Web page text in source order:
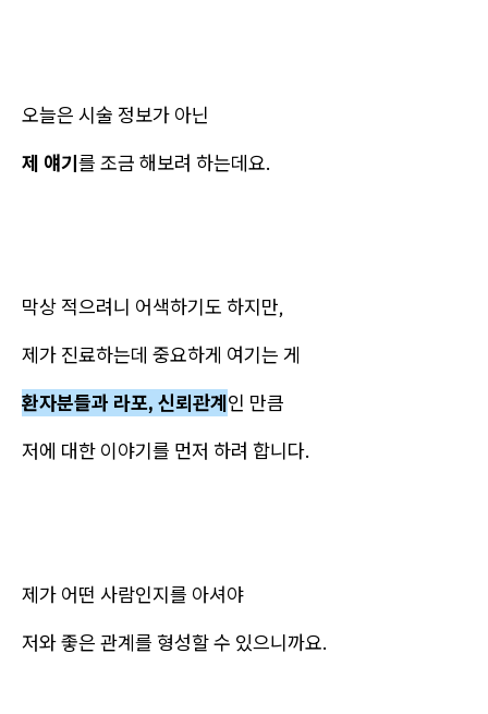
오늘은 시술 정보가 아닌
제 얘기를 조금 해보려 하는데요.
막상 적으려니 어색하기도 하지만,
제가 진료하는데 중요하게 여기는 게
환자분들과 라포, 신뢰관계인 만큼
저에 대한 이야기를 먼저 하려 합니다.
제가 어떤 사람인지를 아셔야
저와 좋은 관계를 형성할 수 있으니까요.